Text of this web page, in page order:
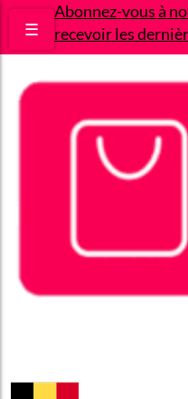
Abonnez-vous à
recevoir les
☰